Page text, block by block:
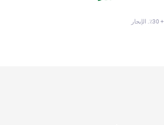
عند الاستئجار ليوم واحد تكون التكلفة + 30٪. الإيجار